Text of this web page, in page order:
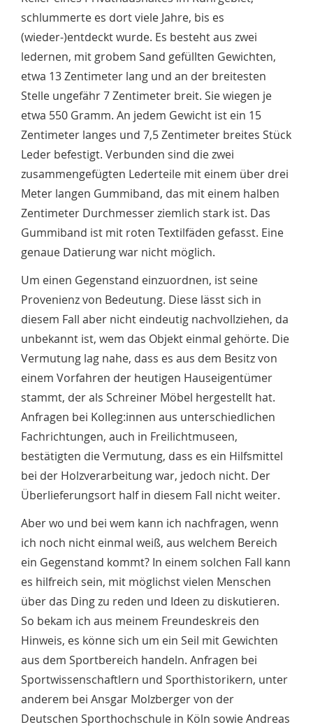
schlummerte es dort viele Jahre, bis es
(wieder-)entdeckt wurde. Es besteht aus zwei
ledernen, mit grobem Sand gefüllten Gewichten,
etwa 13 Zentimeter lang und an der breitesten
Stelle ungefähr 7 Zentimeter breit. Sie wiegen je
etwa 550 Gramm. An jedem Gewicht ist ein 15
Zentimeter langes und 7,5 Zentimeter breites Stück
Leder befestigt. Verbunden sind die zwei
zusammengefügten Lederteile mit einem über drei
Meter langen Gummiband, das mit einem halben
Zentimeter Durchmesser ziemlich stark ist. Das
Gummiband ist mit roten Textilfäden gefasst. Eine
genaue Datierung war nicht möglich.
Um einen Gegenstand einzuordnen, ist seine
Provenienz von Bedeutung. Diese lässt sich in
diesem Fall aber nicht eindeutig nachvollziehen, da
unbekannt ist, wem das Objekt einmal gehörte. Die
Vermutung lag nahe, dass es aus dem Besitz von
einem Vorfahren der heutigen Hauseigentümer
stammt, der als Schreiner Möbel hergestellt hat.
Anfragen bei Kolleg:innen aus unterschiedlichen
Fachrichtungen, auch in Freilichtmuseen,
bestätigten die Vermutung, dass es ein Hilfsmittel
bei der Holzverarbeitung war, jedoch nicht. Der
Überlieferungsort half in diesem Fall nicht weiter.
Aber wo und bei wem kann ich nachfragen, wenn
ich noch nicht einmal weiß, aus welchem Bereich
ein Gegenstand kommt? In einem solchen Fall kann
es hilfreich sein, mit möglichst vielen Menschen
über das Ding zu reden und Ideen zu diskutieren.
So bekam ich aus meinem Freundeskreis den
Hinweis, es könne sich um ein Seil mit Gewichten
aus dem Sportbereich handeln. Anfragen bei
Sportwissenschaftlern und Sporthistorikern, unter
anderem bei Ansgar Molzberger von der
Deutschen Sporthochschule in Köln sowie Andreas